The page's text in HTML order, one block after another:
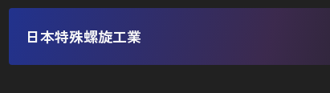
日本特殊螺旋工業